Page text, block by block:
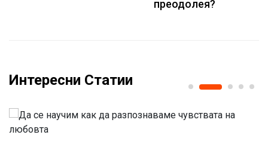
преодолея?
Интересни Статии